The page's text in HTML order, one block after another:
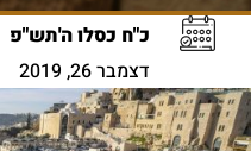
כ"ח כסלו ה'תש"פ
דצמבר 26, 2019